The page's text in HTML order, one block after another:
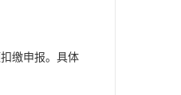
缴申报。具体